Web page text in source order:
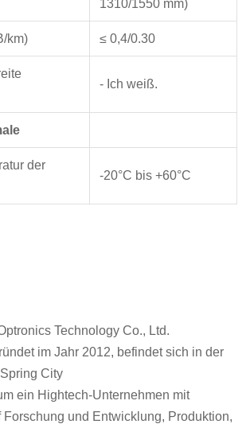
1310/1550 mm)
km) ≤ 0,4/0.30
- Ich weiß.
der
-20°C bis +60°C
Technology Co., Ltd.
im Jahr 2012, befindet sich in der
City
ein Hightech-Unternehmen mit
Forschung und Entwicklung, Produktion,